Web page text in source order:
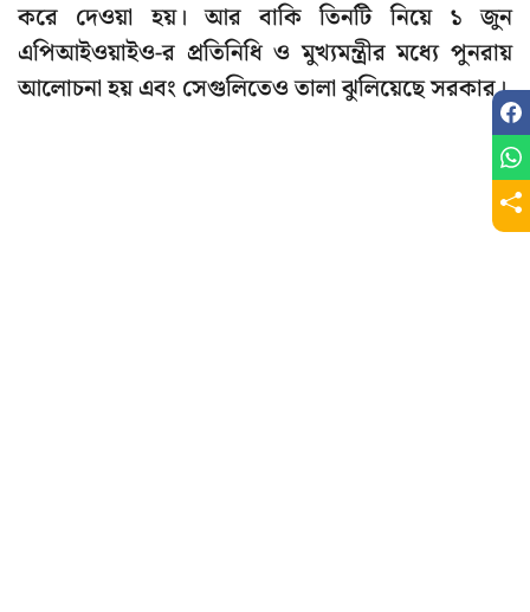
করে দেওয়া হয়। আর বাকি তিনটি নিয়ে ১ জুন
এপিআইওয়াইও-র প্রতিনিধি ও মুখ্যমন্ত্রীর মধ্যে পুনরায়
আলোচনা হয় এবং সেগুলিতেও তালা ঝুলিয়েছে সরকার।